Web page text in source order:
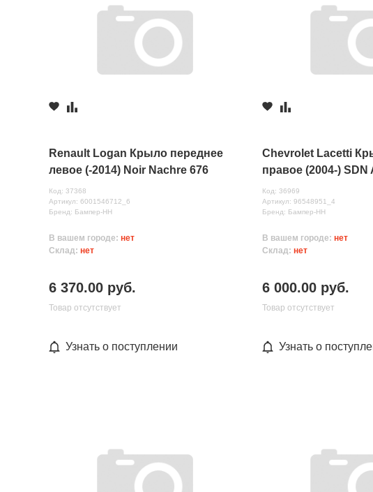
Renault Logan Крыло переднее
левое (-2014) Noir Nachre 676
Код: 37368
Артикул: 6001546712_6
Бренд: Бампер-НН
В вашем городе: нет
Склад: нет
6 370.00 руб.
Товар отсутствует
Узнать о поступлении
Chevrolet Lacetti
правое (2004-) SDN
Код: 36969
Артикул: 96548951_4
Бренд: Бампер-НН
В вашем городе:нет
Склад:нет
6 000.00 руб.
Товар отсутствует
Узнать о